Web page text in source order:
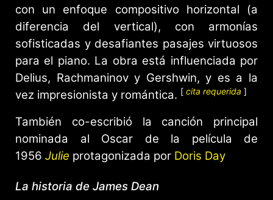
con un enfoque compositivo horizontal (a
diferencia del vertical), con armonías
sofisticadas y desafiantes pasajes virtuosos
para el piano. La obra está influenciada por
Delius, Rachmaninov y Gershwin, y es a la
vez impresionista y romántica. [ cita requerida ]
También co-escribió la canción principal
nominada al Oscar de la película de
1956 Julie protagonizada por Doris Day
La historia de James Dean